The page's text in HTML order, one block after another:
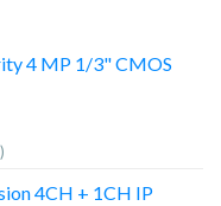
4 MP 1/3" CMOS
4CH + 1CH IP